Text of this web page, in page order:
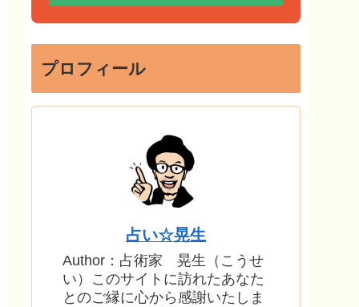
プロフィール
占い☆晃生
Author：占術家 晃生（こうせ
い）このサイトに訪れたあなた
とのご縁に心から感謝いたしま